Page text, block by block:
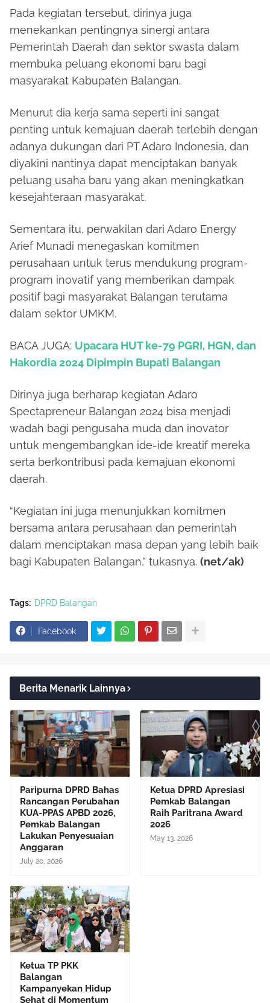
Pada kegiatan tersebut, dirinya juga
menekankan pentingnya sinergi antara
Pemerintah Daerah dan sektor swasta dalam
membuka peluang ekonomi baru bagi
masyarakat Kabupaten Balangan.
Menurut dia kerja sama seperti ini sangat
penting untuk kemajuan daerah terlebih dengan
adanya dukungan dari PT Adaro Indonesia, dan
diyakini nantinya dapat menciptakan banyak
peluang usaha baru yang akan meningkatkan
kesejahteraan masyarakat.
Sementara itu, perwakilan dari Adaro Energy
Arief Munadi menegaskan komitmen
perusahaan untuk terus mendukung program-
program inovatif yang memberikan dampak
positif bagi masyarakat Balangan terutama
dalam sektor UMKM.
BACA JUGA: Upacara HUT ke-79 PGRI, HGN, dan
Hakordia 2024 Dipimpin Bupati Balangan
Dirinya juga berharap kegiatan Adaro
Spectapreneur Balangan 2024 bisa menjadi
wadah bagi pengusaha muda dan inovator
untuk mengembangkan ide-ide kreatif mereka
serta berkontribusi pada kemajuan ekonomi
daerah.
“Kegiatan ini juga menunjukkan komitmen
bersama antara perusahaan dan pemerintah
dalam menciptakan masa depan yang lebih baik
bagi Kabupaten Balangan," tukasnya. (net/ak)
Tags: DPRD Balangan
Facebook
Berita Menarik Lainnya
Paripurna DPRD Bahas
Rancangan Perubahan
KUA-PPAS APBD 2026,
Pemkab Balangan
Lakukan Penyesuaian
Anggaran
July 20, 2026
Ketua DPRD Apresiasi
Pemkab Balangan
Raih Paritrana Award
2026
May 13, 2026
Ketua TP PKK
Balangan
Kampanyekan Hidup
Sehat di Momentum